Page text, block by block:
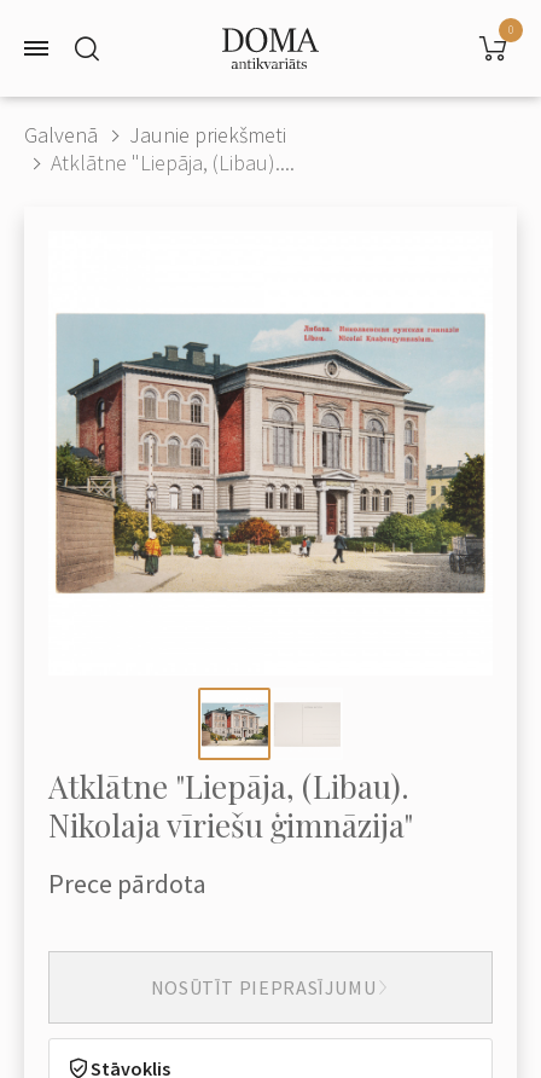
0
Galvenā
Jaunie priekšmeti
Atklātne "Liepāja, (Libau)....
Atklātne "Liepāja, (Libau).
Nikolaja vīriešu ģimnāzija"
Prece pārdota
NOSŪTĪT PIEPRASĪJUMU
Stāvoklis